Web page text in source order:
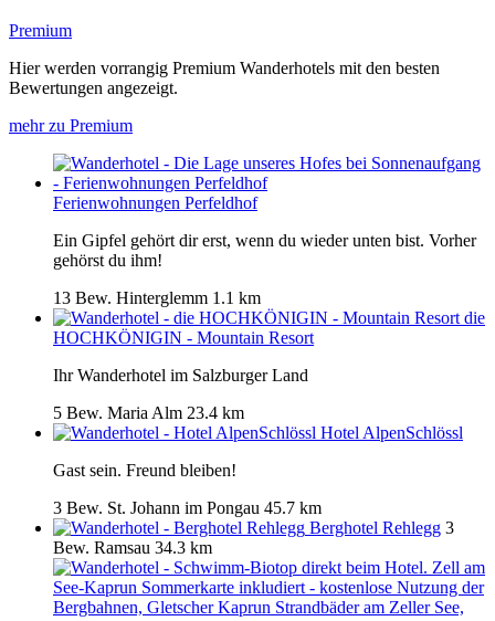
Premium
Hier werden vorrangig Premium Wanderhotels mit den besten
Bewertungen angezeigt.
mehr zu Premium
Ferienwohnungen Perfeldhof
Ein Gipfel gehört dir erst, wenn du wieder unten bist. Vorher
gehörst du ihm!
13 Bew. Hinterglemm 1.1 km
die
HOCHKÖNIGIN - Mountain Resort
Ihr Wanderhotel im Salzburger Land
5 Bew. Maria Alm 23.4 km
Hotel AlpenSchlössl
Gast sein. Freund bleiben!
3 Bew. St. Johann im Pongau 45.7 km
Berghotel Rehlegg 3
Bew. Ramsau 34.3 km